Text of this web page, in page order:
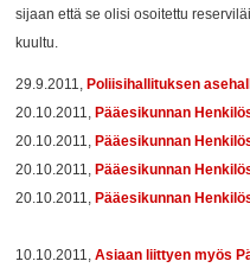
sijaan että se olisi osoitettu
kuultu.
29.9.2011, Poliisihallituksen
20.10.2011, Pääesikunnan
20.10.2011, Pääesikunnan
20.10.2011, Pääesikunnan
20.10.2011, Pääesikunnan
10.10.2011, Asiaan liittyen myös